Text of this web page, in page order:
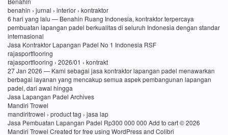
benahin › jurnal › interior › kontraktor
6 hari yang lalu — Benahin Ruang Indonesia, kontraktor terpercaya
pembuatan lapangan padel berkualitas di seluruh Indonesia dengan standar
internasional
Jasa Kontraktor Lapangan Padel No 1 Indonesia RSF
rajasportflooring
rajasportflooring › 2026/01 › kontrakt
27 Jan 2026 — Kami sebagai jasa kontraktor lapangan padel menawarkan
berbagai layanan yang mencakup semua aspek pembangunan lapangan
padel, dari awal hingga
Jasa Lapangan Padel Archives
Mandiri Trowel
mandiritrowel › product tag › jasa lap
Jasa Pembuatan Lapangan Padel Rp300 000 000 Add to cart © 2026
Mandiri Trowel Created for free using WordPress and Colibri